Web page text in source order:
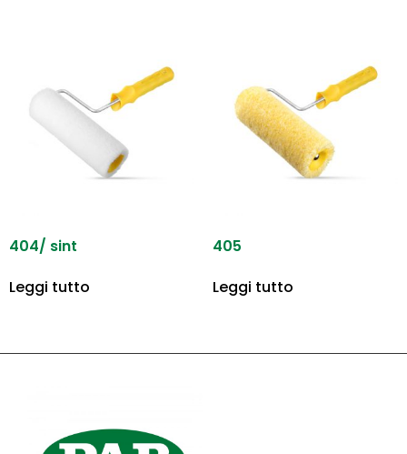
404/ sint
Leggi tutto
405
Leggi tutto